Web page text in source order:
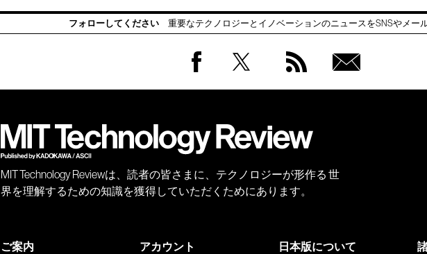
フォローしてください 重要なテクノロジーとイノベーションのニュースをSNSやメー
会員
MIT Technology Reviewは、読者の皆さまに、テクノロジーが形作る 世
界を理解するための知識を獲得していただくためにあります。
ご案内 アカウント 日本版について